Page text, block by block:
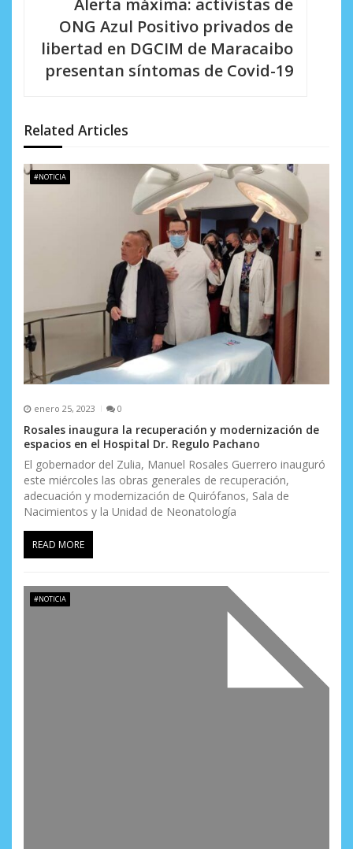
n
d
e
a
d
a
s
Alerta máxima: activistas de
ONG Azul Positivo privados de
libertad en DGCIM de Maracaibo
presentan síntomas de Covid-19
Related Articles
#NOTICIA
enero 25, 2023 0
Rosales inaugura la recuperación y modernización de
espacios en el Hospital Dr. Regulo Pachano
El gobernador del Zulia, Manuel Rosales Guerrero inauguró
este miércoles las obras generales de recuperación,
adecuación y modernización de Quirófanos, Sala de
Nacimientos y la Unidad de Neonatología
READ MORE
#NOTICIA